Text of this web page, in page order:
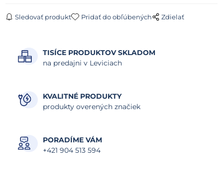
Sledovať produkt Pridať do obľúbených Zdielať
TISÍCE PRODUKTOV SKLADOM
na predajni v Leviciach
KVALITNÉ PRODUKTY
produkty overených značiek
PORADÍME VÁM
+421 904 513 594